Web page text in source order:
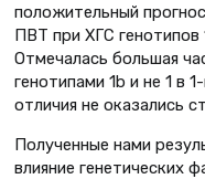
положительный
ПВТ при ХГС генотипов
Отмечалась бoльшая
генотипами 1b и не 1 в
отличия не оказались
Полученные нами
влияние генетических